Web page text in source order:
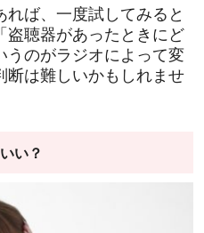
ば、一度試してみると
盗聴器があったときにど
うのがラジオによって変
は難しいかもしれませ
い？